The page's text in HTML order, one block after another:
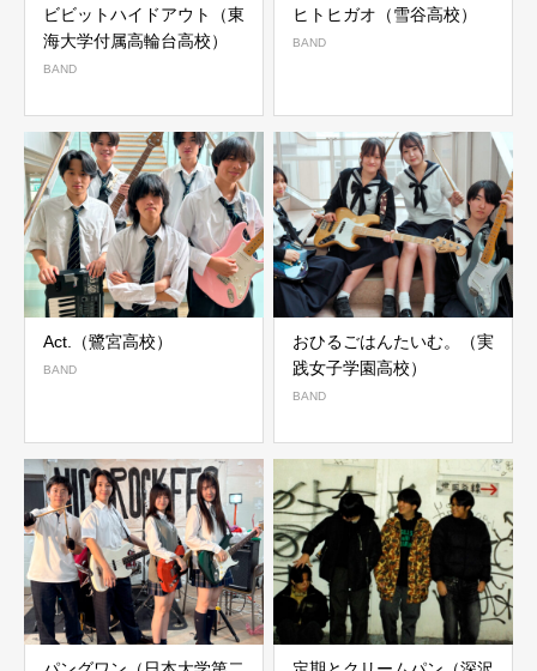
ビビットハイドアウト（東
海大学付属高輪台高校）
BAND
ヒトヒガオ（雪谷高校）
BAND
Act.（鷺宮高校）
BAND
おひるごはんたいむ。（実
践女子学園高校）
BAND